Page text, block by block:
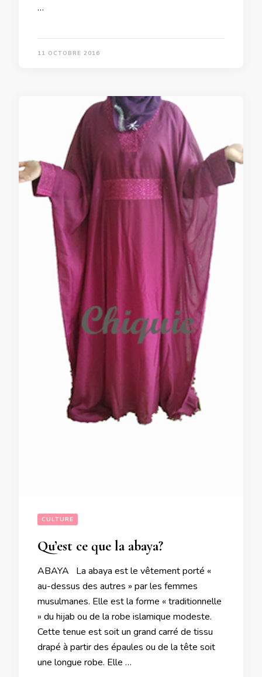
…
11 OCTOBRE 2016
CULTURE
Qu’est ce que la abaya?
ABAYA La abaya est le vêtement porté «
au-dessus des autres » par les femmes
musulmanes. Elle est la forme « traditionnelle
» du hijab ou de la robe islamique modeste.
Cette tenue est soit un grand carré de tissu
drapé à partir des épaules ou de la tête soit
une longue robe. Elle …